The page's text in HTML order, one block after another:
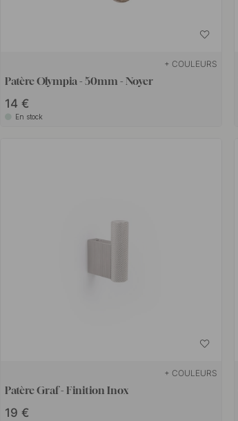
+ COULEURS
Patère Olympia - 50mm - Noyer
14 €
En stock
+ COULEURS
Patère Graf - Finition Inox
19 €